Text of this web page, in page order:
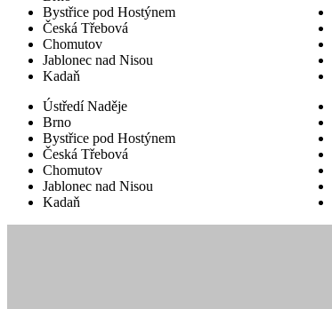
Bystřice pod Hostýnem
Česká Třebová
Chomutov
Jablonec nad Nisou
Kadaň
Ústředí Naděje
Brno
Bystřice pod Hostýnem
Česká Třebová
Chomutov
Jablonec nad Nisou
Kadaň